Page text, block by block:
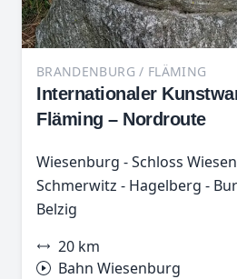
BRANDENBURG / FLÄMING
Internationaler
Fläming – Nordroute
Wiesenburg - Schloss
Schmerwitz - Hagelberg -
Belzig
20 km
Bahn Wiesenburg